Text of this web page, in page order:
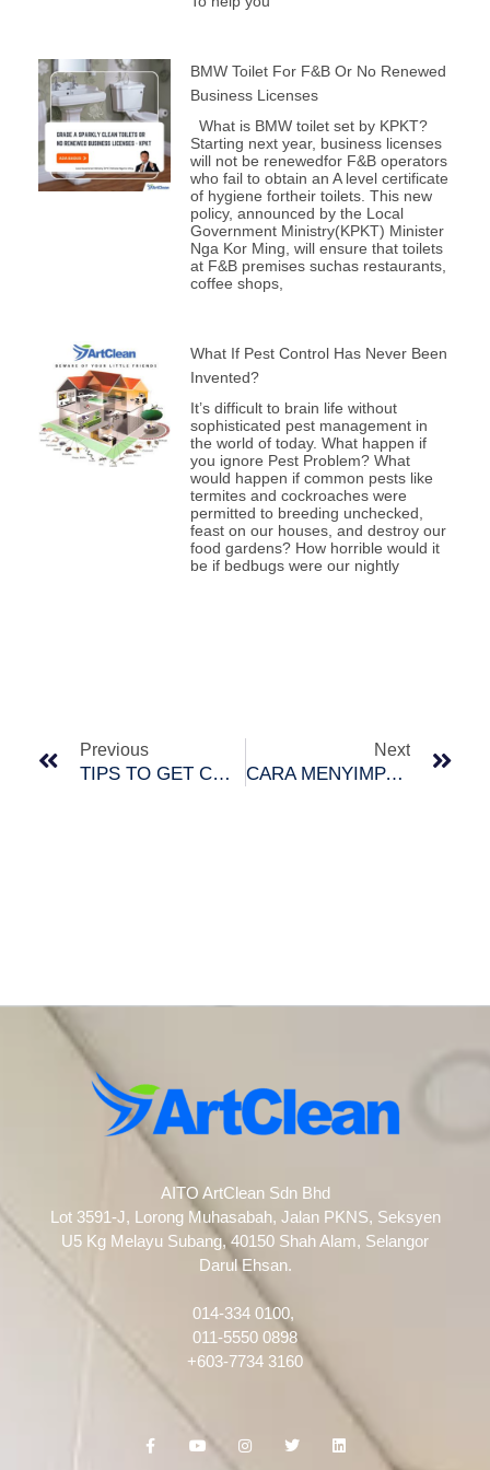
BMW Toilet For F&B Or No Renewed
Business Licenses
What is BMW toilet set by KPKT?
Starting next year, business licenses
will not be renewedfor F&B operators
who fail to obtain an A level certificate
of hygiene fortheir toilets. This new
policy, announced by the Local
Government Ministry(KPKT) Minister
Nga Kor Ming, will ensure that toilets
at F&B premises suchas restaurants,
coffee shops,
What If Pest Control Has Never Been
Invented?
It’s difficult to brain life without
sophisticated pest management in
the world of today. What happen if
you ignore Pest Problem? What
would happen if common pests like
termites and cockroaches were
permitted to breeding unchecked,
feast on our houses, and destroy our
food gardens? How horrible would it
be if bedbugs were our nightly
Previous
TIPS TO GET COMFORT AND SAFETY LIFE
Next
CARA MENYIMPAN MAKANAN DI DALAM PETI SEJUK
AITO ArtClean Sdn Bhd
Lot 3591-J, Lorong Muhasabah, Jalan PKNS, Seksyen
U5 Kg Melayu Subang, 40150 Shah Alam, Selangor
Darul Ehsan.
014-334 0100,
011-5550 0898
+603-7734 3160
a
Y
o
n
w
i